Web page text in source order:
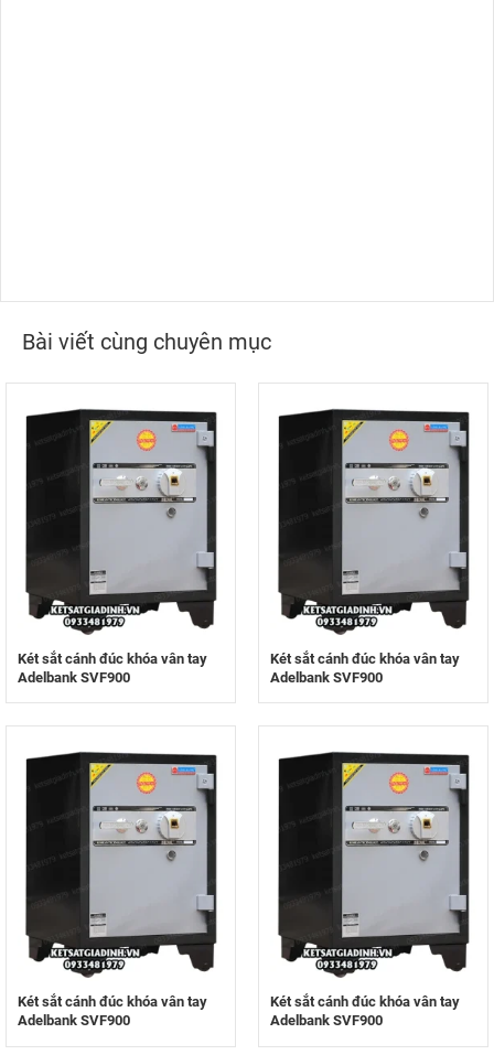
Bài viết cùng chuyên mục
Két sắt cánh đúc khóa vân tay
Adelbank SVF900
Két sắt cánh đúc khóa vân tay
Adelbank SVF900
Két sắt cánh đúc khóa vân tay
Adelbank SVF900
Két sắt cánh đúc khóa vân tay
Adelbank SVF900